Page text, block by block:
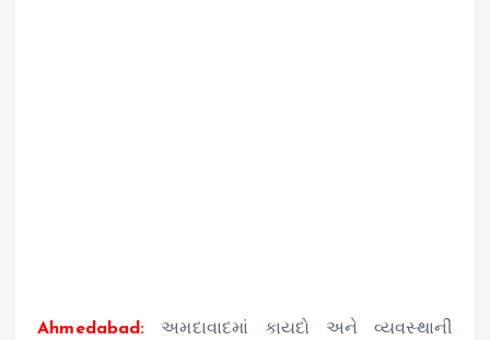
Ahmedabad: અમદાવાદમાં કાયદો અને વ્યવસ્થાની